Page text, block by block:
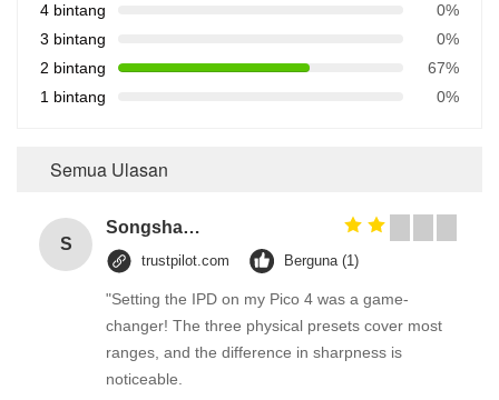
4 bintang
0%
3 bintang
0%
2 bintang
67%
1 bintang
0%
Semua Ulasan
S
Songshang
trustpilot.com Berguna (1)
"Setting the IPD on my Pico 4 was a game-
changer! The three physical presets cover most
ranges, and the difference in sharpness is
noticeable.